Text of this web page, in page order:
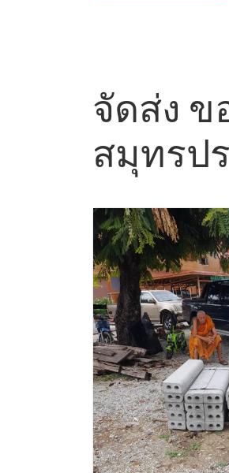
จัดส่ง ข
สมุทรป